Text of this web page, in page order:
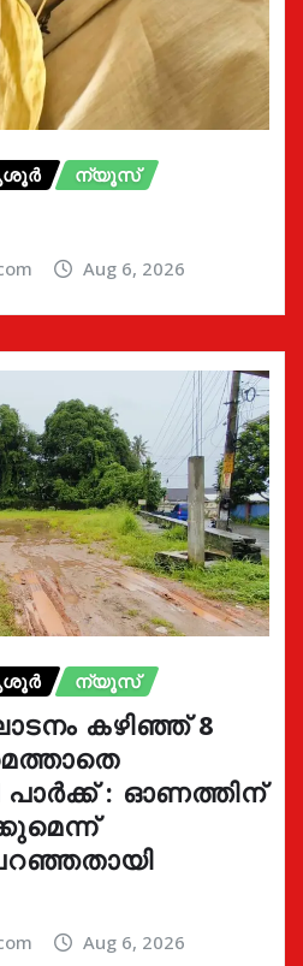
ന്യൂസ്
Aug 6, 2026
ന്യൂസ്
കഴിഞ്ഞ് 8
പാർക്ക് : ഓണത്തിന്
Aug 6, 2026